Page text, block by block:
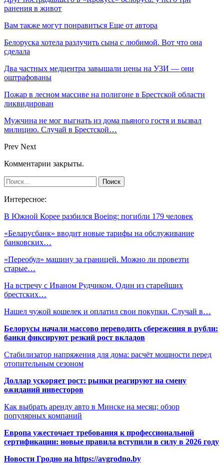
ранения в живот
Вам также могут понравиться Еще от автора
Белоруска хотела разлучить сына с любимой. Вот что она
сделала
Два частных медцентра завышали цены на УЗИ — они
оштрафованы
Пожар в лесном массиве на полигоне в Брестской области
ликвидирован
Мужчина не мог выгнать из дома пьяного гостя и вызвал
милицию. Случай в Брестской…
Prev Next
Комментарии закрыты.
Интересное:
В Южной Корее разбился Boeing: погибли 179 человек
«Беларусбанк» вводит новые тарифы на обслуживание
банковских…
«Переобул» машину за границей. Можно ли провезти
старые…
На встречу с Иваном Рудчиком. Один из старейших
брестских…
Нашел чужой кошелек и оплатил свои покупки. Случай в…
Белорусы начали массово переводить сбережения в рубли:
банки фиксируют резкий рост вкладов
Стабилизатор напряжения для дома: расчёт мощности перед
отопительным сезоном
Доллар ускоряет рост: рынки реагируют на смену
ожиданий инвесторов
Как выбрать аренду авто в Минске на месяц: обзор
популярных компаний
Европа ужесточает требования к профессиональной
сертификации: новые правила вступили в силу в 2026 году
Новости Гродно на https://avgrodno.by